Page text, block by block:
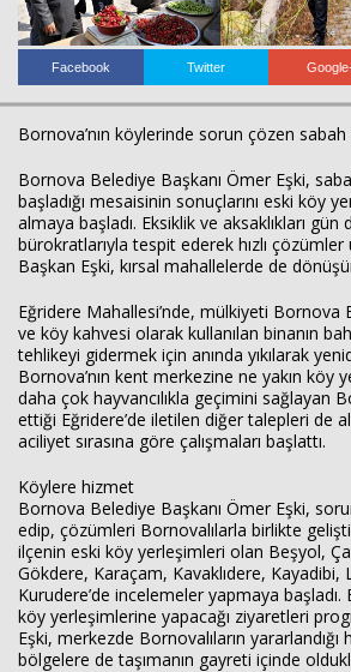
Facebook Twitter
Bornova’nın köylerinde sorun çözen
Bornova Belediye Başkanı Ömer Eşki,
başladığı mesaisinin sonuçlarını eski köy
almaya başladı. Eksiklik ve aksaklıkları
bürokratlarıyla tespit ederek hızlı
Başkan Eşki, kırsal mahallelerde de
Eğridere Mahallesi’nde, mülkiyeti Bornova
ve köy kahvesi olarak kullanılan binanın
tehlikeyi gidermek için anında yıkılarak
Bornova’nın kent merkezine ne yakın köy
daha çok hayvancılıkla geçimini sağlayan
ettiği Eğridere’de iletilen diğer talepleri de
aciliyet sırasına göre çalışmaları başlattı.
Köylere hizmet
Bornova Belediye Başkanı Ömer Eşki,
edip, çözümleri Bornovalılarla birlikte
ilçenin eski köy yerleşimleri olan Beşyol,
Gökdere, Karaçam, Kavaklıdere, Kayadibi,
Kurudere’de incelemeler yapmaya başladı.
köy yerleşimlerine yapacağı ziyaretleri
Eşki, merkezde Bornovalıların yararlandığı
bölgelere de taşımanın gayreti içinde